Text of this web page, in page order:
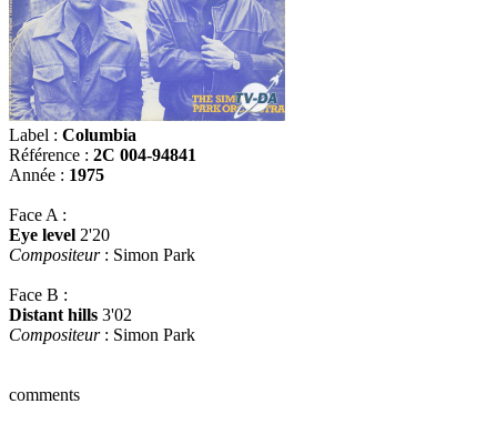
Label : Columbia
Référence : 2C 004-94841
Année : 1975
Face A :
Eye level 2'20
Compositeur: Simon Park
Face B :
Distant hills 3'02
Compositeur: Simon Park
comments